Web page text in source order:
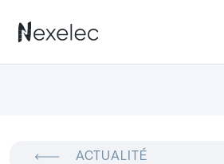
ACTUALITÉ